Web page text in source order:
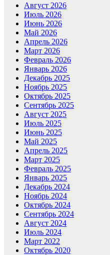
Август 2026
Июль 2026
Июнь 2026
Май 2026
Апрель 2026
Март 2026
Февраль 2026
Январь 2026
Декабрь 2025
Ноябрь 2025
Октябрь 2025
Сентябрь 2025
Август 2025
Июль 2025
Июнь 2025
Май 2025
Апрель 2025
Март 2025
Февраль 2025
Январь 2025
Декабрь 2024
Ноябрь 2024
Октябрь 2024
Сентябрь 2024
Август 2024
Июль 2024
Март 2022
Октябрь 2020